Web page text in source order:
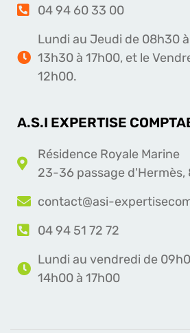
04 94 60 33 00
Lundi au Jeudi de 08h30
13h30 à 17h00, et le
12h00.
A.S.I EXPERTISE
Résidence Royale Marine
23-36 passage d'Hermès,
contact@asi-
04 94 51 72 72
Lundi au vendredi de
14h00 à 17h00